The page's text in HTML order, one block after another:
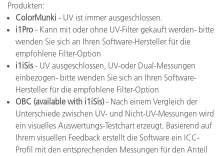
Produkten:
ColorMunki - UV ist immer ausgeschlossen.
i1Pro - Kann mit oder ohne UV-Filter gekauft werden- bitte
wenden Sie sich an Ihren Software-Hersteller für die
empfohlene Filter-Option
i1iSis- UV ausgeschlossen, UV-oder Dual-Messungen
einbezogen- bitte wenden Sie sich an Ihren Software-
Hersteller für die empfohlene Filter-Option
OBC (available with i1iSis)- Nach einem Vergleich der
Unterschiede zwischen UV- und Nicht-UV-Messungen wird
ein visuelles Auswertungs-Testchart erzeugt. Basierend auf
Ihrem visuellen Feedback erstellt die Software ein ICC-
Profil mit den entsprechenden Messungen für den Anteil